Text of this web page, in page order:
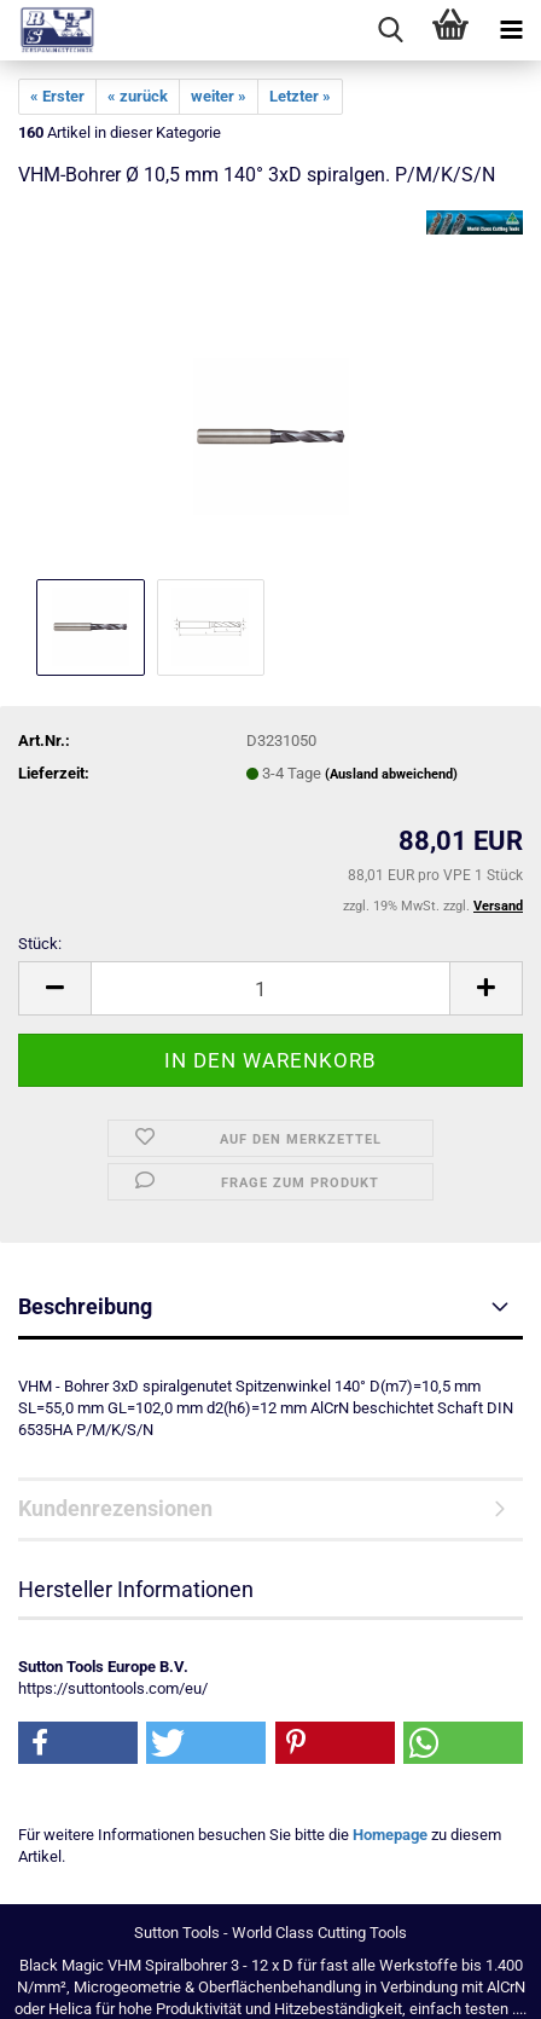
« Erster « zurück weiter »
Letzter »
160 Artikel in dieser Kategorie
VHM-Bohrer Ø 10,5 mm 140° 3xD spiralgen. P/M/K/S/N
Art.Nr.:
D3231050
Lieferzeit:
3-4 Tage(Ausland abweichend)
88,01 EUR
88,01 EUR pro VPE 1 Stück
zzgl. 19% MwSt. zzgl. Versand
Stück:
AUF DEN MERKZETTEL
FRAGE ZUM PRODUKT
Beschreibung
VHM - Bohrer 3xD spiralgenutet Spitzenwinkel 140° D(m7)=10,5 mm
SL=55,0 mm GL=102,0 mm d2(h6)=12 mm AlCrN beschichtet Schaft DIN
6535HA P/M/K/S/N
Kundenrezensionen
Hersteller Informationen
Sutton Tools Europe B.V.
https://suttontools.com/eu/
Für weitere Informationen besuchen Sie bitte die Homepage zu diesem
Artikel.
Sutton Tools - World Class Cutting Tools
Black Magic VHM Spiralbohrer 3 - 12 x D für fast alle Werkstoffe bis 1.400
N/mm², Microgeometrie & Oberflächenbehandlung in Verbindung mit AlCrN
oder Helica für hohe Produktivität und Hitzebeständigkeit, einfach testen ....